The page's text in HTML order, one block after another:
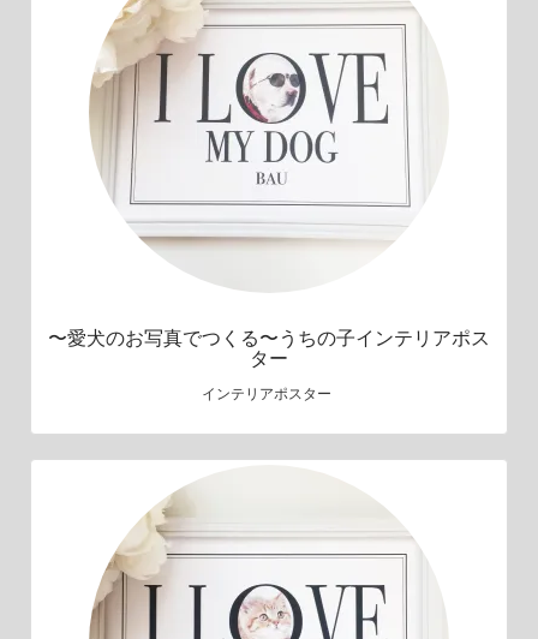
〜愛犬のお写真でつくる〜うちの子インテリアポス
ター
インテリアポスター